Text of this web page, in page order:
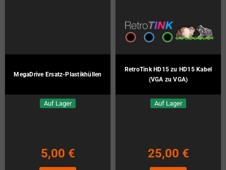
MegaDrive Ersatz-Plastikhüllen
Auf Lager
5,00 €
RetroTink HD15 zu HD15 Kabel
(VGA zu VGA)
Auf Lager
25,00 €